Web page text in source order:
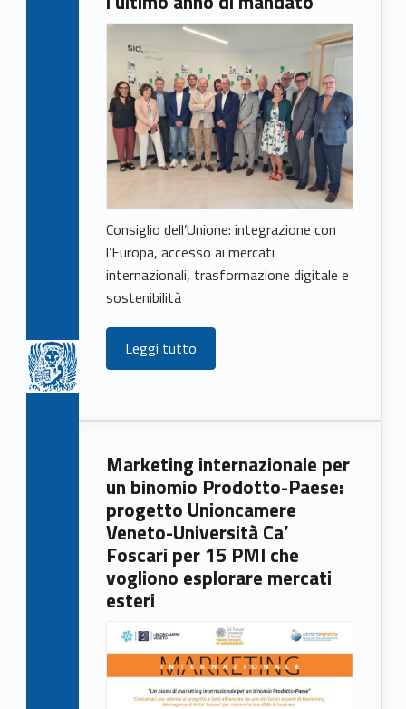
Consiglio dell’Unione: integrazione con
l’Europa, accesso ai mercati
internazionali, trasformazione digitale e
sostenibilità
Leggi tutto
Marketing internazionale per
un binomio Prodotto-Paese:
progetto Unioncamere
Veneto-Università Ca’
Foscari per 15 PMI che
vogliono esplorare mercati
esteri